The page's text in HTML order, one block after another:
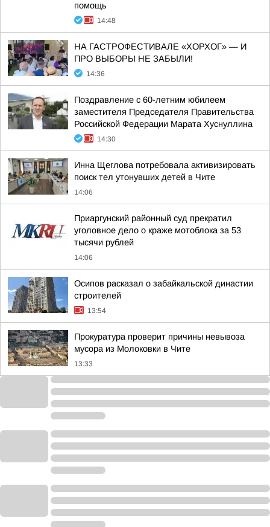
помощь
14:48
НА ГАСТРОФЕСТИВАЛЕ «ХОРХОГ» — И
ПРО ВЫБОРЫ НЕ ЗАБЫЛИ!
14:36
Поздравление с 60-летним юбилеем
заместителя Председателя Правительства
Российской Федерации Марата Хуснуллина
14:30
Инна Щеглова потребовала активизировать
поиск тел утонувших детей в Чите
14:06
Приаргунский районный суд прекратил
уголовное дело о краже мотоблока за 53
тысячи рублей
14:06
Осипов расказал о забайкальской династии
строителей
13:54
Прокуратура проверит причины невывоза
мусора из Молоковки в Чите
13:33